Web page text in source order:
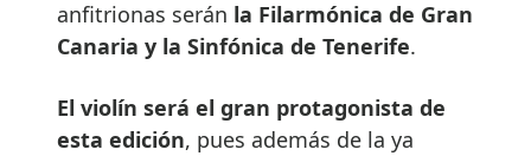
anfitrionas serán la Filarmónica de Gran
Canaria y la Sinfónica de Tenerife.
El violín será el gran protagonista de
esta edición, pues además de la ya